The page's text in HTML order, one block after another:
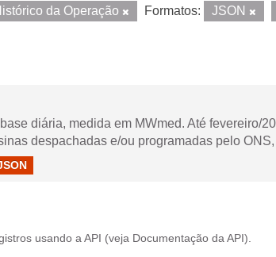
da Operação Formatos: JSON
diária, medida em MWmed. Até fevereiro/
despachadas e/ou programadas pelo ONS,
usando a API (veja Documentação da API ).